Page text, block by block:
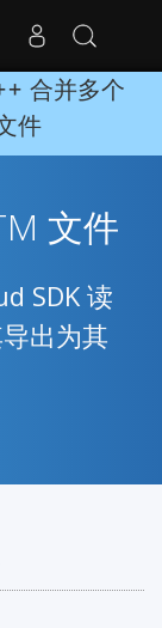
合并多个
件
文件
SDK 读
出为其